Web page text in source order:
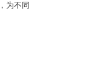
为不同